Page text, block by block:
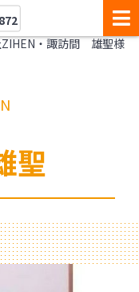
ZIHEN・諏訪間 雄聖様
聖